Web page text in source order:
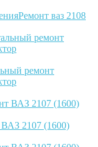
Ремонт ваз 2108
ремонт
2107 (1600)